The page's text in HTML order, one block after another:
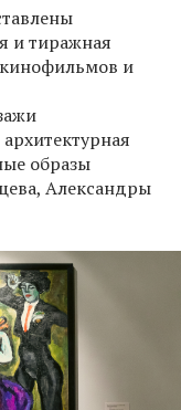
и тиражная
и
образы
Александры